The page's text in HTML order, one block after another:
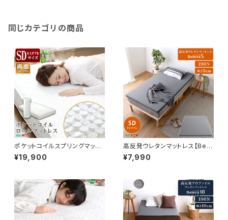
同じカテゴリの商品
ポケットコイルスプリングマット
レス【-Robilia-ロビリア】（セミ
ダブル用）※ロール梱包でラクラ
¥19,900
高反発ウレタンマットレス【Bele
za5-ベレーザ・ファイブ-】(セミ
ダブル) ORM-05SD
¥7,990